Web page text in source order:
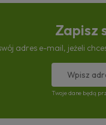
Zapisz
adres e-mail, jeżeli
Twoje dane będą